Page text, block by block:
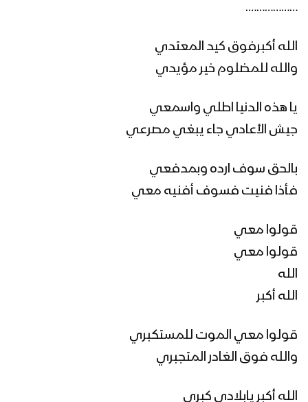
الشعار كشف زيف الأعداء – القول السديد
للصرخة – 1444هـ
……………….
الله أكبرفوق كيد المعتدي
والله للمضلوم خير مؤيدي
يا هذه الدنيا اطلي واسمعي
جيش الأعادي جاء يبغي مصرعي
بالحق سوف ارده وبمدفعي
فأذا فنيت فسوف أفنيه معي
قولوا معي
قولوا معي
الله
الله أكبر
قولوا معي الموت للمستكبري
والله فوق الغادر المتجبري
الله أكبر يابلادي كبري